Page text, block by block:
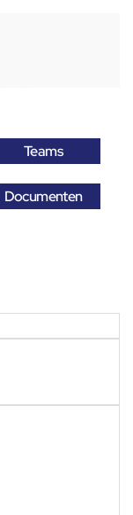
Teams
Documenten